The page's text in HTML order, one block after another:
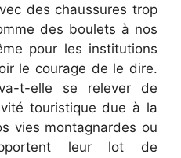
des chaussures trop
des boulets à nos
pour les institutions
le courage de le dire.
t-elle se relever de
touristique due à la
vies montagnardes ou
leur lot de